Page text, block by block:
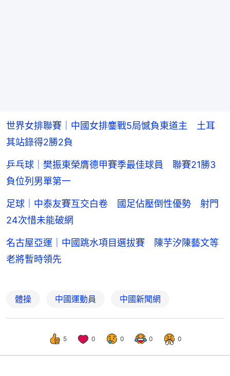
世界女排聯賽｜中國女排鏖戰5局憾負東道主 土耳
其站錄得2勝2負
乒乓球｜樊振東榮膺德甲賽季最佳球員 聯賽21勝3
負位列男單第一
足球｜中泰友賽互交白卷 國足佔壓倒性優勢 射門
24次惜未能破網
名古屋亞運｜中國跳水項目選拔賽 陳芋汐陳藝文等
老將暫時領先
體操 中國運動員 中國新聞網
5 0 0 0 0